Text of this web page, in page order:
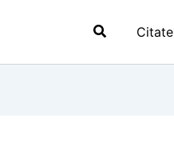
SearchCitate